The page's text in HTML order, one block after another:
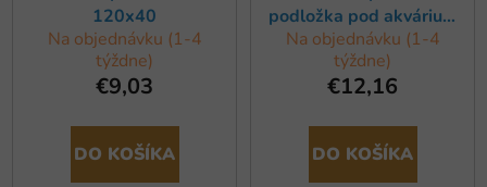
120x40
Na objednávku (1-4
týždne)
€9,03
DO KOŠÍKA
podložka pod akvárium
150x50cm
Na objednávku (1-4
týždne)
€12,16
DO KOŠÍKA